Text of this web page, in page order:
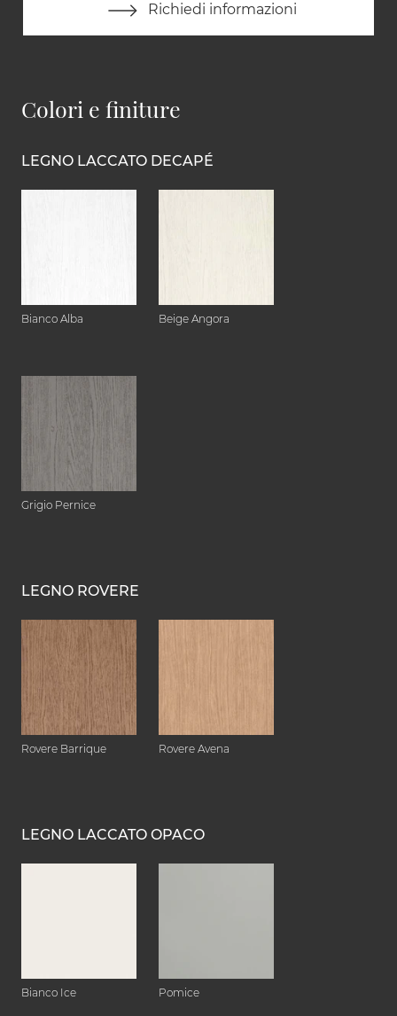
Richiedi informazioni
Colori e finiture
LEGNO LACCATO DECAPÉ
Bianco Alba Beige Angora
Grigio Pernice
LEGNO ROVERE
Rovere Barrique Rovere Avena
LEGNO LACCATO OPACO
Bianco Ice Pomice